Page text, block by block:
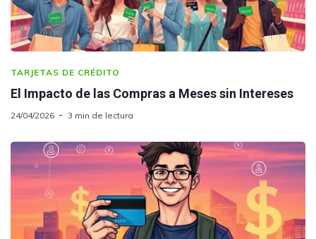
TARJETAS DE CRÉDITO
El Impacto de las Compras a Meses sin Intereses
24/04/2026 3 min de lectura